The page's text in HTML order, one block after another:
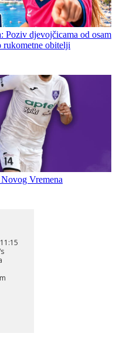
Poziv djevojčicama od osam
rukometne obitelji
Vremena